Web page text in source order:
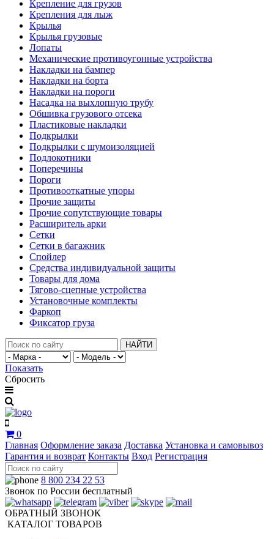
Крепление для грузов
Крепления для лыж
Крылья
Крылья грузовые
Лопаты
Механические противоугонные устройства
Накладки на бампер
Накладки на борта
Накладки на пороги
Насадка на выхлопную трубу
Обшивка грузового отсека
Пластиковые накладки
Подкрылки
Подкрылки с шумоизоляцией
Подлокотники
Поперечины
Пороги
Противооткатные упоры
Прочие защиты
Прочие сопутствующие товары
Расширитель арки
Сетки
Сетки в багажник
Спойлер
Средства индивидуальной защиты
Товары для дома
Тягово-сцепные устройства
Установочные комплекты
Фаркоп
Фиксатор груза
НАЙТИ
Показать
Сбросить
0
Главная Оформление заказа Доставка Установка и самовывоз
Гарантия и возврат Контакты Вход Регистрация
8 800 234 22 53
Звонок по России бесплатный
ОБРАТНЫЙ ЗВОНОК
КАТАЛОГ ТОВАРОВ